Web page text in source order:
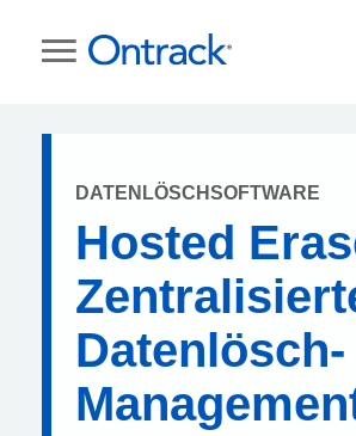
DATENLÖSCHSOFTWARE
Hosted
Datenlösch-